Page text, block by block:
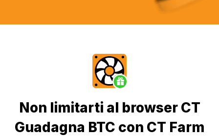
Non limitarti al browser CT
Guadagna BTC con CT Farm